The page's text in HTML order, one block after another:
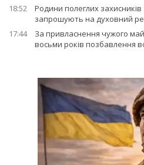
18:52
Родини полеглих
запрошують на духовний
17:44
За привласнення чужого
восьми років позбавлення